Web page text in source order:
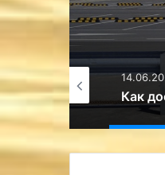
14.06.2024